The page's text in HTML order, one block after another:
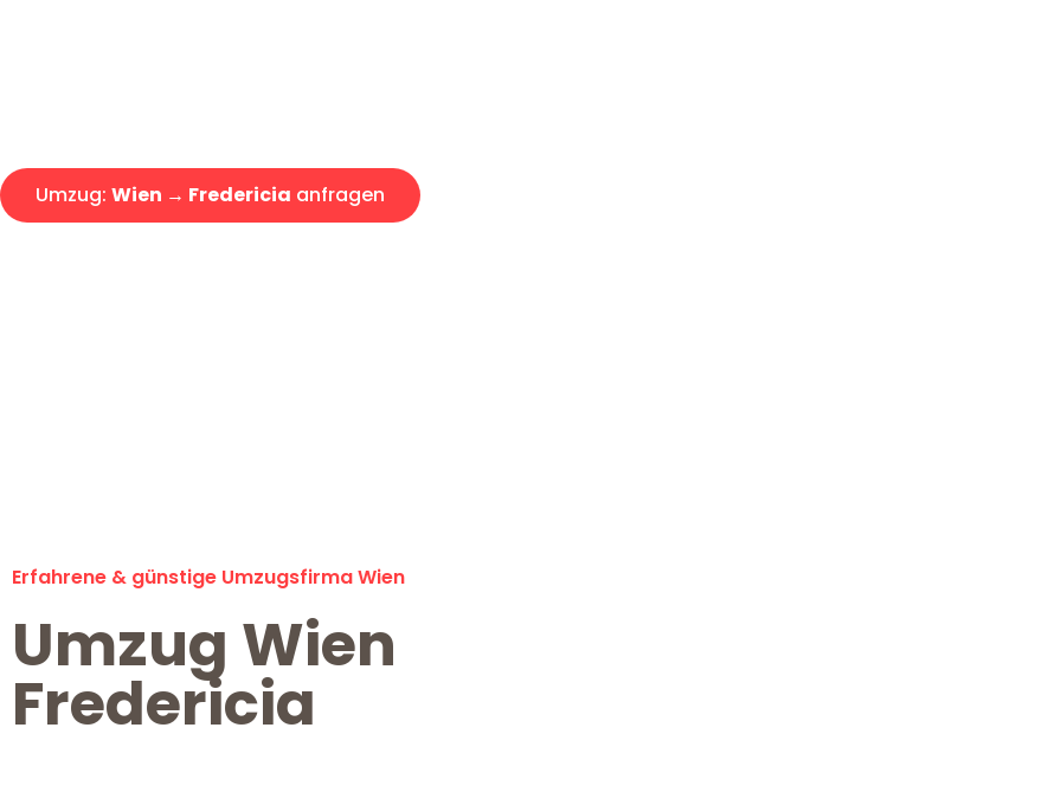
Umzug: Wien → Fredericia anfragen
Erfahrene & günstige Umzugsfirma Wien
Umzug Wien
Fredericia